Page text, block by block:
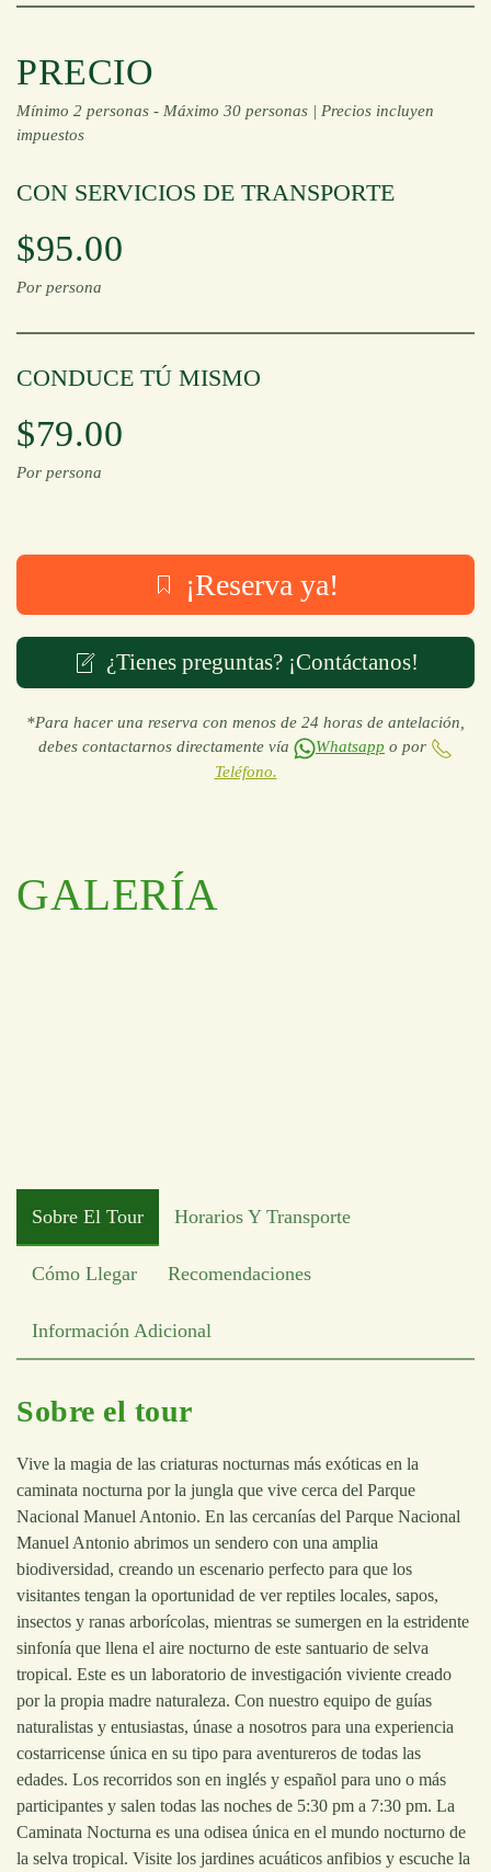
PRECIO
Mínimo 2 personas - Máximo 30 personas | Precios incluyen
impuestos
CON SERVICIOS DE TRANSPORTE
$95.00
Por persona
CONDUCE TÚ MISMO
$79.00
Por persona
¡Reserva ya!
¿Tienes preguntas? ¡Contáctanos!
*Para hacer una reserva con menos de 24 horas de antelación,
debes contactarnos directamente vía
Whatsapp o por
Teléfono.
GALERÍA
Sobre El Tour Horarios Y Transporte
Cómo Llegar Recomendaciones
Información Adicional
Sobre el tour
Vive la magia de las criaturas nocturnas más exóticas en la
caminata nocturna por la jungla que vive cerca del Parque
Nacional Manuel Antonio. En las cercanías del Parque Nacional
Manuel Antonio abrimos un sendero con una amplia
biodiversidad, creando un escenario perfecto para que los
visitantes tengan la oportunidad de ver reptiles locales, sapos,
insectos y ranas arborícolas, mientras se sumergen en la estridente
sinfonía que llena el aire nocturno de este santuario de selva
tropical. Este es un laboratorio de investigación viviente creado
por la propia madre naturaleza. Con nuestro equipo de guías
naturalistas y entusiastas, únase a nosotros para una experiencia
costarricense única en su tipo para aventureros de todas las
edades. Los recorridos son en inglés y español para uno o más
participantes y salen todas las noches de 5:30 pm a 7:30 pm. La
Caminata Nocturna es una odisea única en el mundo nocturno de
la selva tropical. Visite los jardines acuáticos anfibios y escuche la